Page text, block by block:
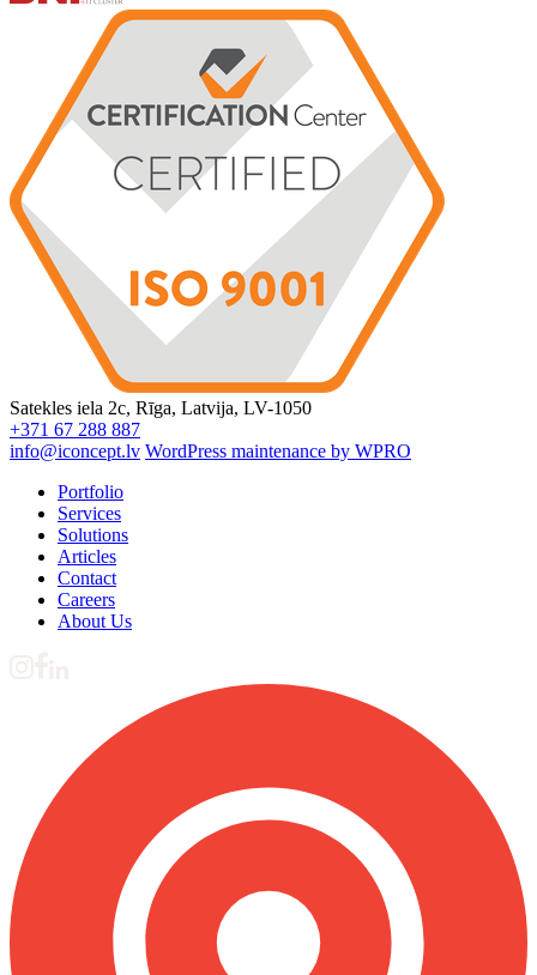
Satekles iela 2c, Rīga, Latvija, LV-1050
+371 67 288 887
info@iconcept.lv WordPress maintenance by WPRO
Portfolio
Services
Solutions
Articles
Contact
Careers
About Us